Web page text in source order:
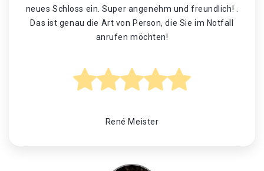
neues Schloss ein. Super angenehm und freundlich! .
Das ist genau die Art von Person, die Sie im Notfall
anrufen möchten!
René Meister